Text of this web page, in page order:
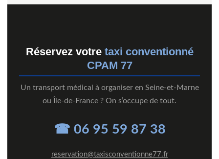
Réservez votre taxi conventionné
CPAM 77
Un transport médical à organiser en Seine-et-Marne
ou Île-de-France ? On s’occupe de tout.
☎ 06 95 59 87 38
reservation@taxisconventionne77.fr